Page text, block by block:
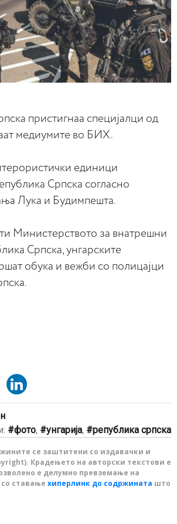
пристигнаа специјалци од
медиумите во БИХ.
единици
Српска согласно
Лука и Будимпешта.
Министерството за внатрешни
Српска, унгарските
обука и вежби со полицајци
фото, унгарија, република српска
се заштитени со издавачки и
Крадењето на авторски текстови е
е делумно превземање на
ставање хиперлинк до содржината што